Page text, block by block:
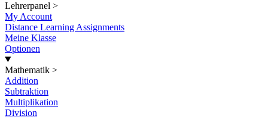
Lehrerpanel >
My Account
Distance Learning Assignments
Meine Klasse
Optionen
Mathematik >
Addition
Subtraktion
Multiplikation
Division